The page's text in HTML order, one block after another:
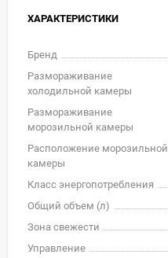
ХАРАКТЕРИСТИКИ
Бренд
Размораживание
холодильной камеры
Размораживание
морозильной камеры
Расположение морозильной
камеры
Класс энергопотребления
Общий объем (л)
Зона свежести
Управление